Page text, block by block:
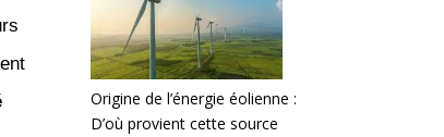
Origine de l’énergie éolienne :
D’où provient cette source